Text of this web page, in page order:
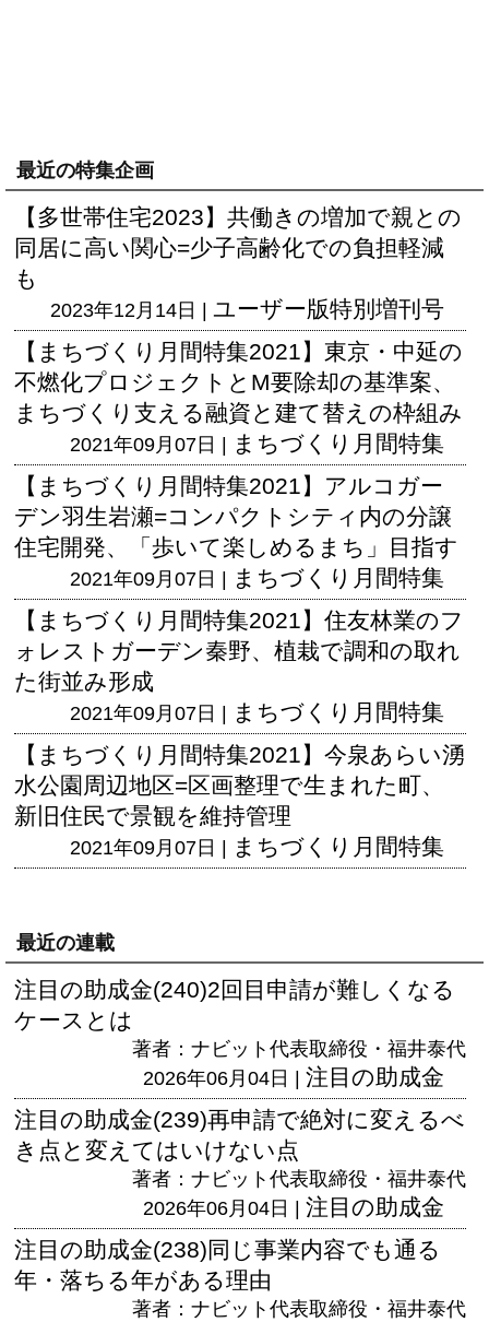
最近の特集企画
【多世帯住宅2023】共働きの増加で親との
同居に高い関心=少子高齢化での負担軽減
も
2023年12月14日 | ユーザー版特別増刊号
【まちづくり月間特集2021】東京・中延の
不燃化プロジェクトとM要除却の基準案、
まちづくり支える融資と建て替えの枠組み
2021年09月07日 | まちづくり月間特集
【まちづくり月間特集2021】アルコガー
デン羽生岩瀬=コンパクトシティ内の分譲
住宅開発、「歩いて楽しめるまち」目指す
2021年09月07日 | まちづくり月間特集
【まちづくり月間特集2021】住友林業のフ
ォレストガーデン秦野、植栽で調和の取れ
た街並み形成
2021年09月07日 | まちづくり月間特集
【まちづくり月間特集2021】今泉あらい湧
水公園周辺地区=区画整理で生まれた町、
新旧住民で景観を維持管理
2021年09月07日 | まちづくり月間特集
最近の連載
注目の助成金(240)2回目申請が難しくなる
ケースとは
著者：ナビット代表取締役・福井泰代
2026年06月04日 | 注目の助成金
注目の助成金(239)再申請で絶対に変えるべ
き点と変えてはいけない点
著者：ナビット代表取締役・福井泰代
2026年06月04日 | 注目の助成金
注目の助成金(238)同じ事業内容でも通る
年・落ちる年がある理由
著者：ナビット代表取締役・福井泰代